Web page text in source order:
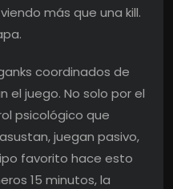
más que una kill.
coordinados de
el juego. No solo por el
psicológico que
juegan pasivo,
favorito hace esto
15 minutos, la